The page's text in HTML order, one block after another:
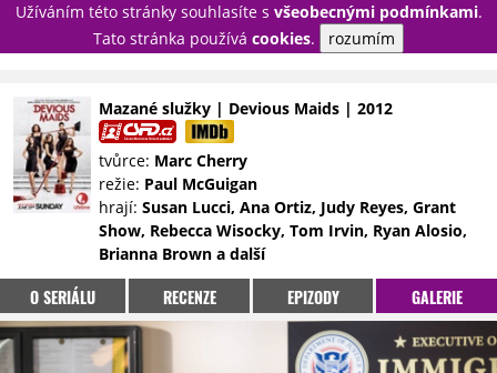
Užíváním této stránky souhlasíte s všeobecnými podmínkami.
Tato stránka používá cookies. rozumím
PŘIHLÁSIT
NOVINKY
TÉMATA
RECENZE
EPIZODY
KULT
TRAILERY
GALERIE
DISKUZE
STATISTIKY
Mazané služky | Devious Maids | 2012
tvůrce: Marc Cherry
režie: Paul McGuigan
hrají: Susan Lucci, Ana Ortiz, Judy Reyes, Grant
Show, Rebecca Wisocky, Tom Irvin, Ryan Alosio,
Brianna Brown a další
O SERIÁLU RECENZE EPIZODY GALERIE